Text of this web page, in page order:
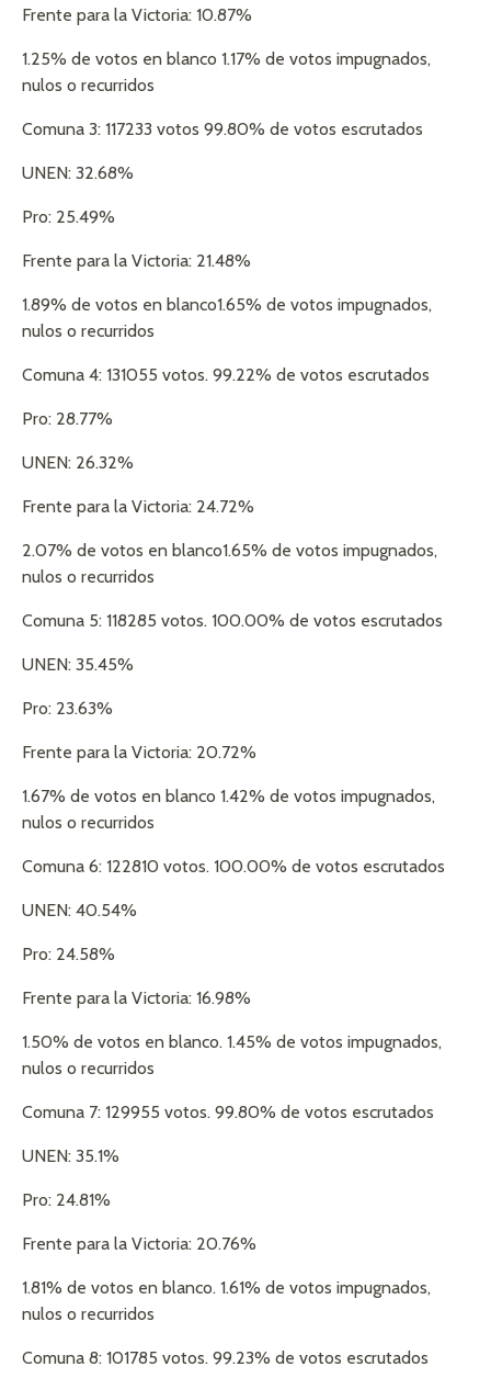
Frente para la Victoria: 10.87%
1.25% de votos en blanco 1.17% de votos impugnados,
nulos o recurridos
Comuna 3: 117233 votos 99.80% de votos escrutados
UNEN: 32.68%
Pro: 25.49%
Frente para la Victoria: 21.48%
1.89% de votos en blanco1.65% de votos impugnados,
nulos o recurridos
Comuna 4: 131055 votos. 99.22% de votos escrutados
Pro: 28.77%
UNEN: 26.32%
Frente para la Victoria: 24.72%
2.07% de votos en blanco1.65% de votos impugnados,
nulos o recurridos
Comuna 5: 118285 votos. 100.00% de votos escrutados
UNEN: 35.45%
Pro: 23.63%
Frente para la Victoria: 20.72%
1.67% de votos en blanco 1.42% de votos impugnados,
nulos o recurridos
Comuna 6: 122810 votos. 100.00% de votos escrutados
UNEN: 40.54%
Pro: 24.58%
Frente para la Victoria: 16.98%
1.50% de votos en blanco. 1.45% de votos impugnados,
nulos o recurridos
Comuna 7: 129955 votos. 99.80% de votos escrutados
UNEN: 35.1%
Pro: 24.81%
Frente para la Victoria: 20.76%
1.81% de votos en blanco. 1.61% de votos impugnados,
nulos o recurridos
Comuna 8: 101785 votos. 99.23% de votos escrutados